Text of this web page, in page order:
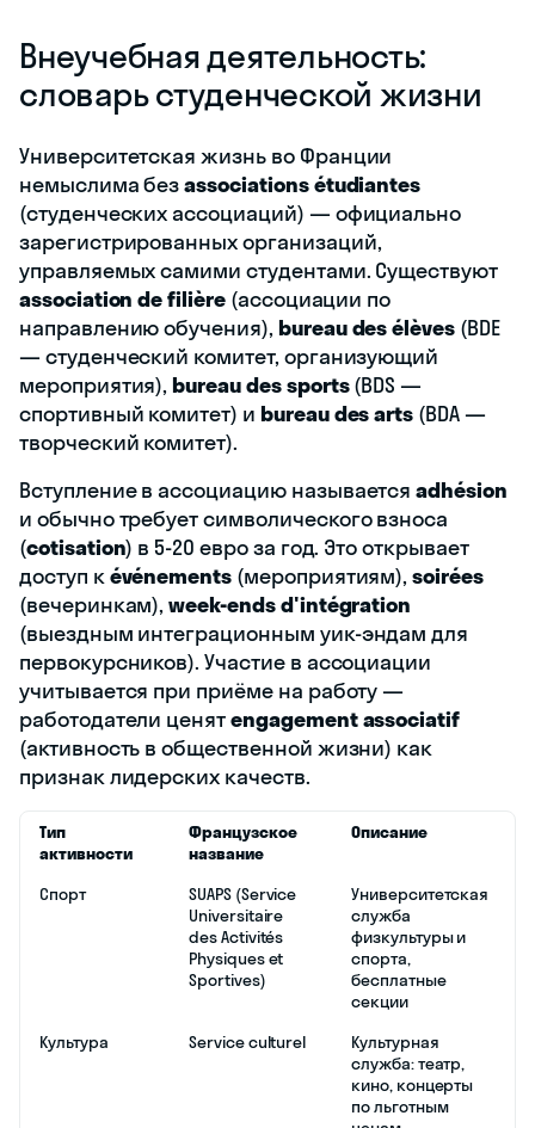
Внеучебная деятельность:
словарь студенческой жизни
Университетская жизнь во Франции
немыслима безassociations étudiantes
(студенческих ассоциаций) — официально
зарегистрированных организаций,
управляемых самими студентами. Существуют
association de filière(ассоциации по
направлению обучения), bureau des élèves (BDE
— студенческий комитет, организующий
мероприятия),bureau des sports(BDS —
спортивный комитет) и bureau des arts (BDA —
творческий комитет).
Вступление в ассоциацию называетсяadhésion
и обычно требует символического взноса
(cotisation) в 5-20 евро за год. Это открывает
доступ кévénements (мероприятиям),soirées
(вечеринкам),week-ends d'intégration
(выездным интеграционным уик-эндам для
первокурсников). Участие в ассоциации
учитывается при приёме на работу —
работодатели ценятengagement associatif
(активность в общественной жизни) как
признак лидерских качеств.
Тип
активности
Французское
название
Описание
Спорт
SUAPS (Service
Universitaire
des Activités
Physiques et
Sportives)
Университетская
служба
физкультуры и
спорта,
бесплатные
секции
Культура
Service culturel
Культурная
служба: театр,
кино, концерты
по льготным